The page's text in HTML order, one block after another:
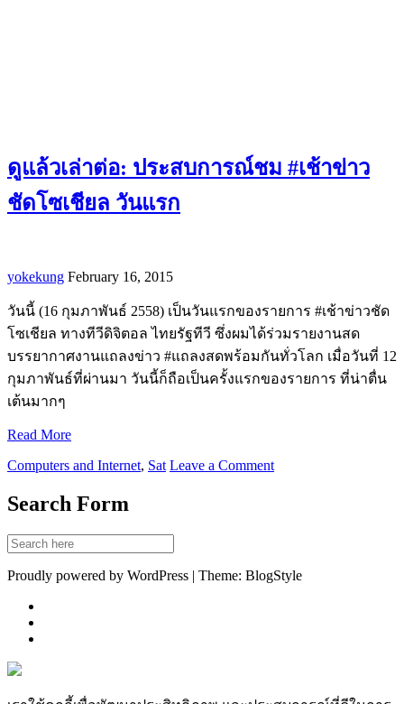
ดูแล้วเล่าต่อ: ประสบการณ์ชม #เช้าข่าว
ชัดโซเชียล วันแรก
yokekung February 16, 2015
วันนี้ (16 กุมภาพันธ์ 2558) เป็นวันแรกของรายการ #เช้าข่าวชัด
โซเชียล ทางทีวีดิจิตอล ไทยรัฐทีวี ซึ่งผมได้ร่วมรายงานสด
บรรยากาศงานแถลงข่าว #แถลงสดพร้อมกันทั่วโลก เมื่อวันที่ 12
กุมภาพันธ์ที่ผ่านมา วันนี้ก็ถือเป็นครั้งแรกของรายการ ที่น่าตื่น
เต้นมากๆ
Read More
Computers and Internet, Sat Leave a Comment
Search Form
Proudly powered by WordPress | Theme: BlogStyle